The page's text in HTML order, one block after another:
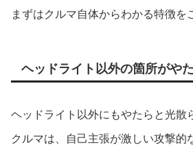
まずはクルマ自体からわかる特徴を
ヘッドライト以外の箇所がや
ヘッドライト以外にもやたらと光散
クルマは、自己主張が激しい攻撃的